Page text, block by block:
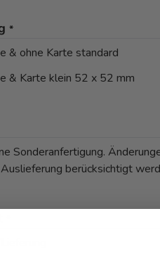
*
& ohne Karte standard
& Karte klein 52 x 52 mm
Sonderanfertigung.
berücksichtigt